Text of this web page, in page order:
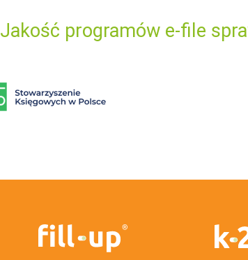
Jakość programów e-file